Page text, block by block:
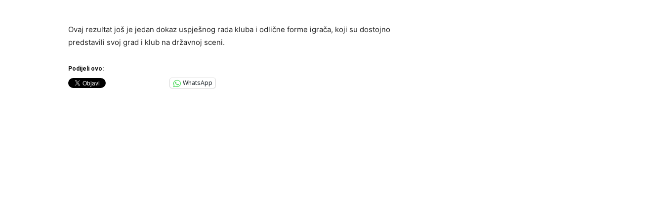
Ovaj rezultat još je jedan dokaz uspješnog rada kluba i odlične forme igrača, koji su dostojno
predstavili svoj grad i klub na državnoj sceni.
Podijeli ovo:
WhatsApp